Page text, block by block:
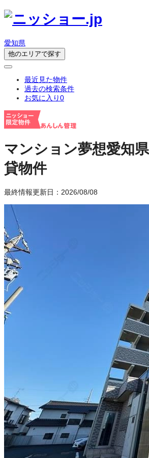
愛知県
他のエリアで探す
最近見た物件
過去の検索条件
お気に入り0
マンション夢想愛知
貸物件
最終情報更新日：2026/08/08